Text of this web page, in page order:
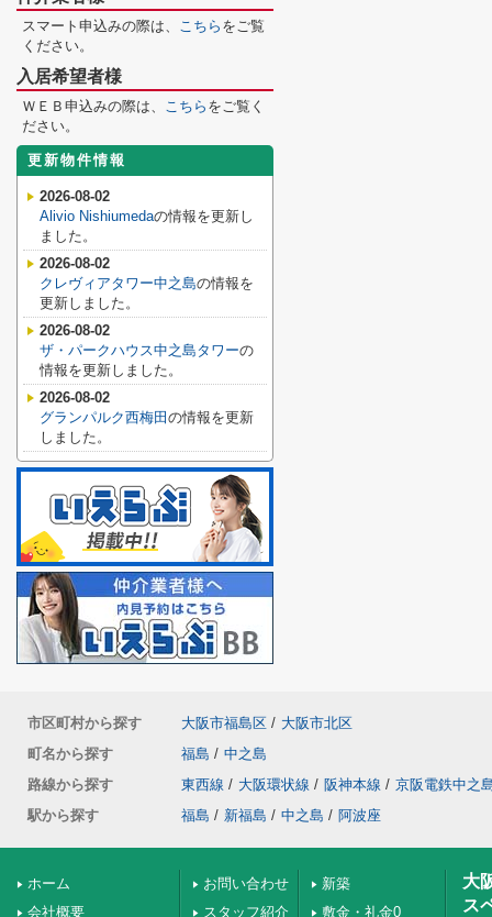
スマート申込みの際は、 こちら をご覧
ください。
入居希望者様
ＷＥＢ申込みの際は、 こちら をご覧く
ださい。
更新物件情報
2026-08-02
Alivio Nishiumedaの情報を更新し
ました。
2026-08-02
クレヴィアタワー中之島の情報を
更新しました。
2026-08-02
ザ・パークハウス中之島タワーの
情報を更新しました。
2026-08-02
グランパルク西梅田 の情報を更新
しました。
市区町村から探す 大阪市福島区 / 大阪市北区
町名から探す
福島 / 中之島
路線から探す
東西線 / 大阪環状線 / 阪神本線 / 京阪電鉄中之
駅から探す
福島 / 新福島 / 中之島 / 阿波座
ホーム
会社概要
お問い合わせ
スタッフ紹介
新築
敷金・礼金0
大
ス